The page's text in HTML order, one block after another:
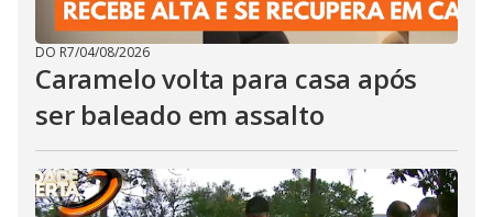
DO R7/04/08/2026
Caramelo volta para casa após
ser baleado em assalto